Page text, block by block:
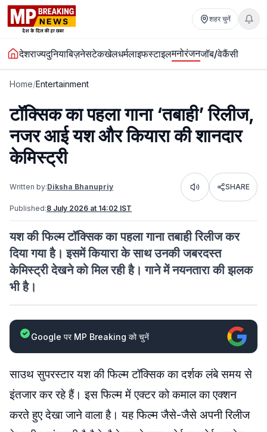
शहर चुनें
देशराज्यदुनियाबिज़नेसटेकखेलधर्मलाइफस्टाइलमनोरंजनजॉब/वेकैंसी
Home/Entertainment
टॉक्सिक का पहला गाना ‘तबाही’ रिलीज,
नजर आई यश और कियारा की शानदार
केमिस्ट्री
Written by:Diksha Bhanupriy Listen SHARE
Published:8 July 2026 at 14:02 IST
यश की फिल्म टॉक्सिक का पहला गाना तबाही रिलीज कर
दिया गया है। इसमें कियारा के साथ उनकी जबरदस्त
केमिस्ट्री देखने को मिल रही है। गाने में नयनतारा की झलक
भी है।
Google पर MP Breaking को चुनें
साउथ सुपरस्टार यश की फिल्म टॉक्सिक का दर्शक लंबे समय से
इंतजार कर रहे हैं। इस फिल्म में एक्टर को कमाल का एक्शन
करते हुए देखा जाने वाला है। यह फिल्म जैसे-जैसे अपनी रिलीज